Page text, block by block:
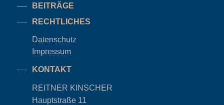
BEITRÄGE
RECHTLICHES
Datenschutz
Impressum
KONTAKT
REITNER KINSCHER
Hauptstraße 11